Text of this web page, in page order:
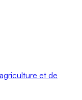
et de